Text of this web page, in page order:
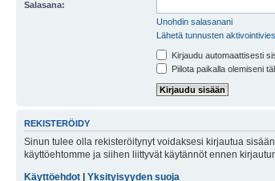
Salasana:
Unohdin salasanani
Lähetä tunnusten
Kirjaudu automaattisesti
Piilota paikalla olemiseni
REKISTERÖIDY
Sinun tulee olla rekisteröitynyt voidaksesi kirjautua
käyttöehtomme ja siihen liittyvät käytännöt ennen
Käyttöehdot
Yksityisyyden suoja